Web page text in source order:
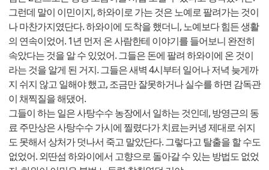
그런데 말이 이민이지, 하와이로 가는 것은 노예로 팔려가는 것이
나 마찬가지였단다. 하와이에 도착을 했더니, 노예보다 힘든 생활
의 연속이었어. 1년 먼저 온 사람한테 이야기를 들어보니 완전히
속았다는 것을 알 수 있었어. 그들은 돈에 팔려 하와이에 온 것이
라는 것을 알게 된 거지. 그들은 새벽 4시부터 일어나 저녁 늦게까
지 쉬지 않고 일해야 했고, 조금만 잘못하거나 실수를 하면 감독관
이 채찍질을 해댔어.
그들이 하는 일은 사탕수수 농장에서 일하는 것인데, 방영근의 동
료 주만상은 사탕수수 가시에 찔렸다가 치료는커녕 제대로 쉬지
도 못해서 상처가 덧나서 죽고 말았단다. 그렇다고 탈출을 할 수도
없었어. 외딴섬 하와이에서 고향으로 돌아갈 수 있는 방법도 없었